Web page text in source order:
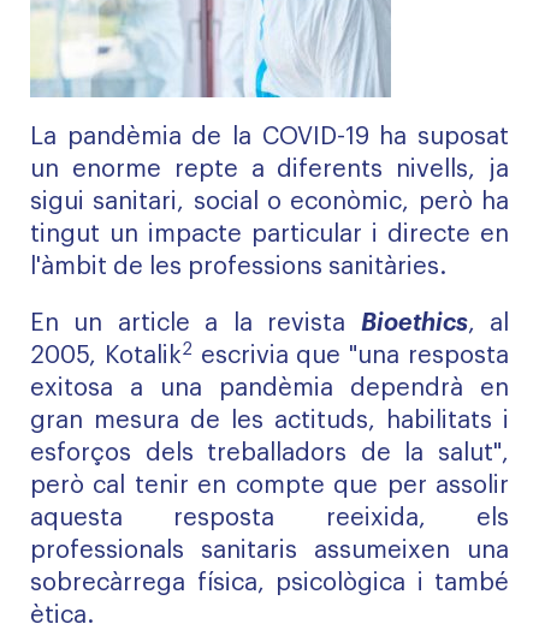
La pandèmia de la COVID-19 ha suposat
un enorme repte a diferents nivells, ja
sigui sanitari, social o econòmic, però ha
tingut un impacte particular i directe en
l'àmbit de les professions sanitàries.
En un article a la revista Bioethics, al
2005, Kotalik2 escrivia que "una resposta
exitosa a una pandèmia dependrà en
gran mesura de les actituds, habilitats i
esforços dels treballadors de la salut",
però cal tenir en compte que per assolir
aquesta resposta reeixida, els
professionals sanitaris assumeixen una
sobrecàrrega física, psicològica i també
ètica.